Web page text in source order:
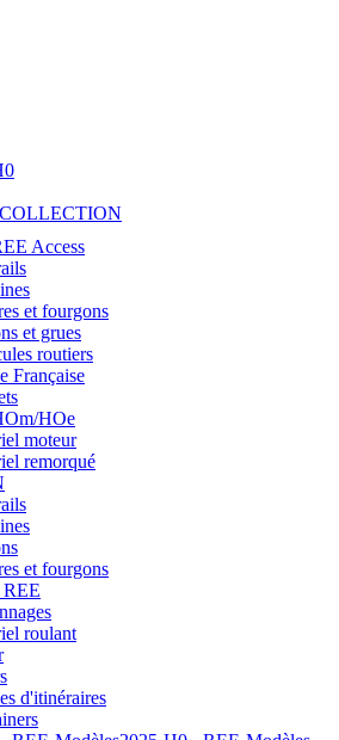
Access
et fourgons
et grues
routiers
Française
HOe
moteur
remorqué
et fourgons
REE
roulant
d'itinéraires